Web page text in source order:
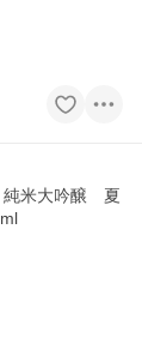
米大吟醸 夏